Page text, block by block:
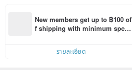
New members get up to ฿100 of
f shipping with minimum spen
รายละเอียด